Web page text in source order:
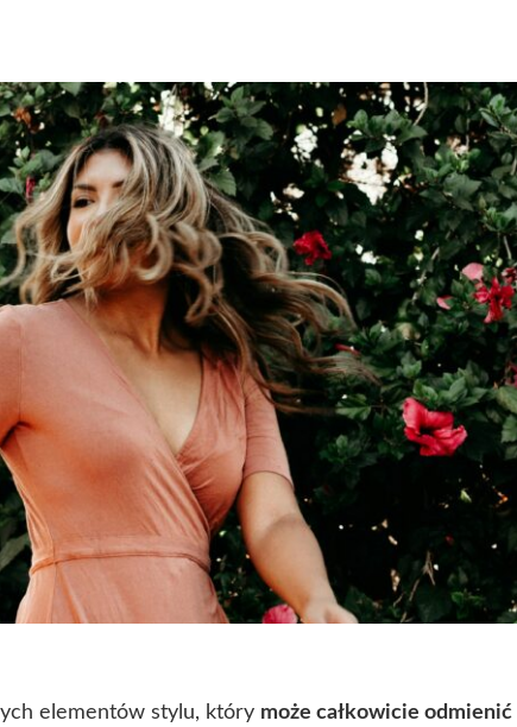
elementów stylu, który może całkowicie odmienić